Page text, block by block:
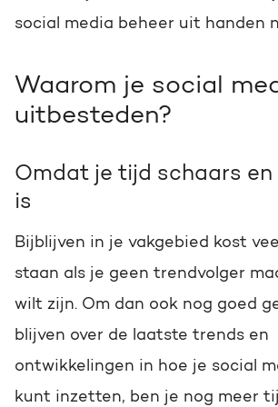
social media beheer uit handen
Waarom je social
uitbesteden?
Omdat je tijd schaars
is
Bijblijven in je vakgebied kost
staan als je geen trendvolger
wilt zijn. Om dan ook nog goed
blijven over de laatste trends en
ontwikkelingen in hoe je social
kunt inzetten, ben je nog meer